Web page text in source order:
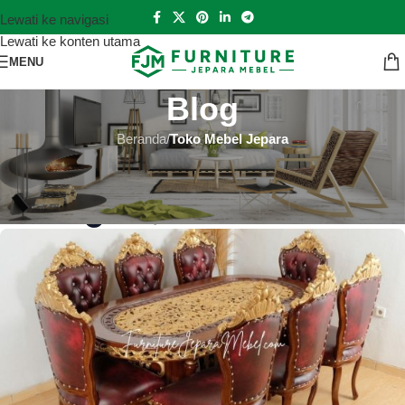
Lewati ke navigasi
Lewati ke konten utama
MENU
Blog
Beranda/Toko Mebel Jepara
TOKO MEBEL JEPARA
Toko Mebel Jepara Tapin
Hutankayu FurnitureAktif 2024-07-06